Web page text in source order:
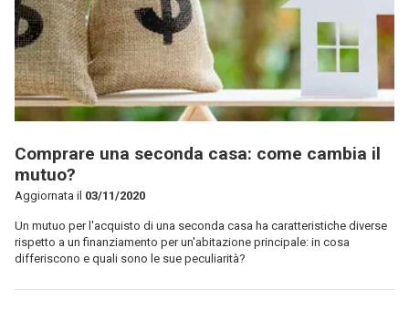
Comprare una seconda casa: come cambia il
mutuo?
Aggiornata il 03/11/2020
Un mutuo per l'acquisto di una seconda casa ha caratteristiche diverse
rispetto a un finanziamento per un'abitazione principale: in cosa
differiscono e quali sono le sue peculiarità?